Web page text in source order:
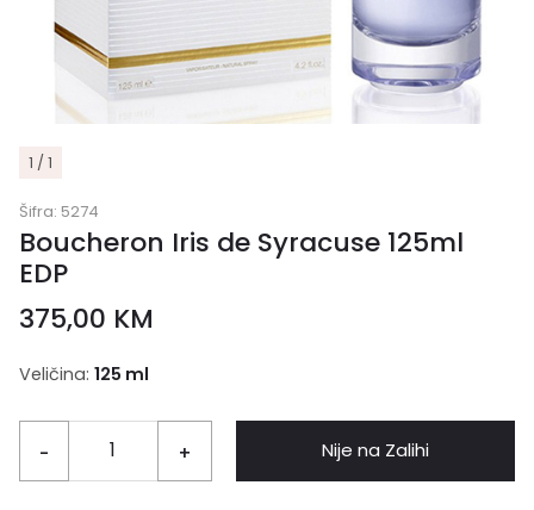
1 / 1
Šifra: 5274
Boucheron Iris de Syracuse 125ml
EDP
375,00 KM
Veličina: 125 ml
- + Nije na Zalihi